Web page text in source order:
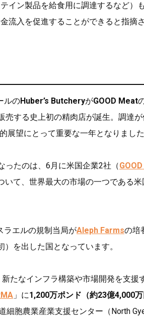
イン製品を給食用に調達するなど）
流入を促進することができると指摘さ
ルのHuber’s ButcheryがGOOD Meat
売する史上初の精肉店が誕生。調達が
展望にとって重要な一年となりました
ったのは、6月に米国企業2社（
いて、世界最大の市場の一つである
ラエルの規制当局がAleph Farmsの培
を出した国となっています。
たなインフラ構築や市場開発を支援
」に1,200万ポンド（約23億4,000万
細胞農業産業支援センター（North